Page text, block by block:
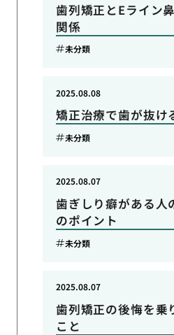
歯列矯正とEライン
関係
未分類
矯正治療で歯が抜け
2025.08.08
未分類
歯ぎしり癖がある人
のポイント
2025.08.07
未分類
歯列矯正の後悔を乗
こと
2025.08.07